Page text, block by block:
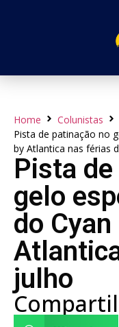
Home Colunistas
Pista de patinação no
by Atlantica nas férias
Pista
gelo
do
julho